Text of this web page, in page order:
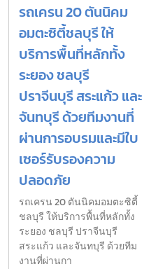
รถเครน 20 ตันนิคม
อมตะซิตี้ชลบุรี ให้
บริการพื้นที่หลักทั้ง
ระยอง ชลบุรี
ปราจีนบุรี สระแก้ว และ
จันทบุรี ด้วยทีมงานที่
ผ่านการอบรมและมีใบ
เซอร์รับรองความ
ปลอดภัย
รถเครน 20 ตันนิคมอมตะซิตี้
ชลบุรี ให้บริการพื้นที่หลักทั้ง
ระยอง ชลบุรี ปราจีนบุรี
สระแก้ว และจันทบุรี ด้วยทีม
งานที่ผ่านกา